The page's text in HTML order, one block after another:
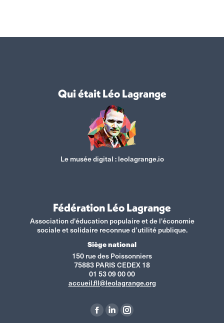
Qui était Léo Lagrange
Le musée digital : leolagrange.io
Fédération Léo Lagrange
Association d'éducation populaire et de l'économie
sociale et solidaire reconnue d’utilité publique.
Siège national
150 rue des Poissonniers
75883 PARIS CEDEX 18
01 53 09 00 00
accueil.fll@leolagrange.org
La
La
La